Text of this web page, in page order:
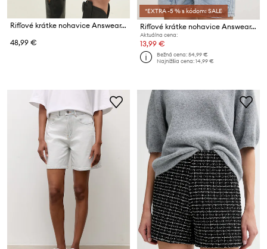
Rifľové krátke nohavice Answear.LAB
48,99 €
*EXTRA -5 % s kódom: SALE
Rifľové krátke nohavice Answear.LAB
Aktuálna cena:
13,99 €
Bežná cena:54,99 €
Najnižšia cena:14,99 €